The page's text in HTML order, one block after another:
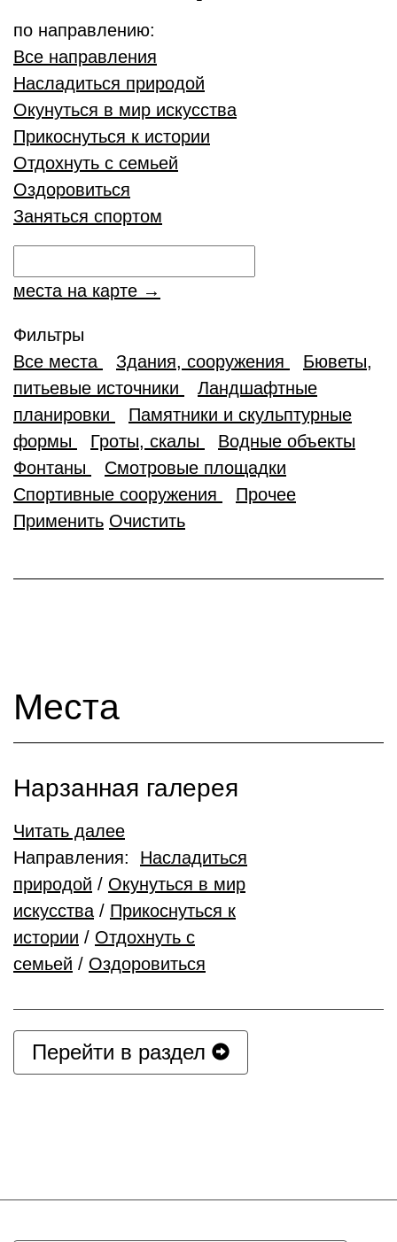
по направлению:
Все направления
Насладиться природой
Окунуться в мир искусства
Прикоснуться к истории
Отдохнуть с семьей
Оздоровиться
Заняться спортом
места на карте →
Фильтры
Все места
Здания, сооружения
Бюветы,
питьевые источники
Ландшафтные
планировки
Памятники и скульптурные
формы
Гроты, скалы
Водные объекты
Фонтаны
Смотровые площадки
Спортивные сооружения
Прочее
Применить Очистить
Места
Нарзанная галерея
Читать далее
Направления: Насладиться
природой / Окунуться в мир
искусства / Прикоснуться к
истории / Отдохнуть с
семьей / Оздоровиться
Перейти в раздел